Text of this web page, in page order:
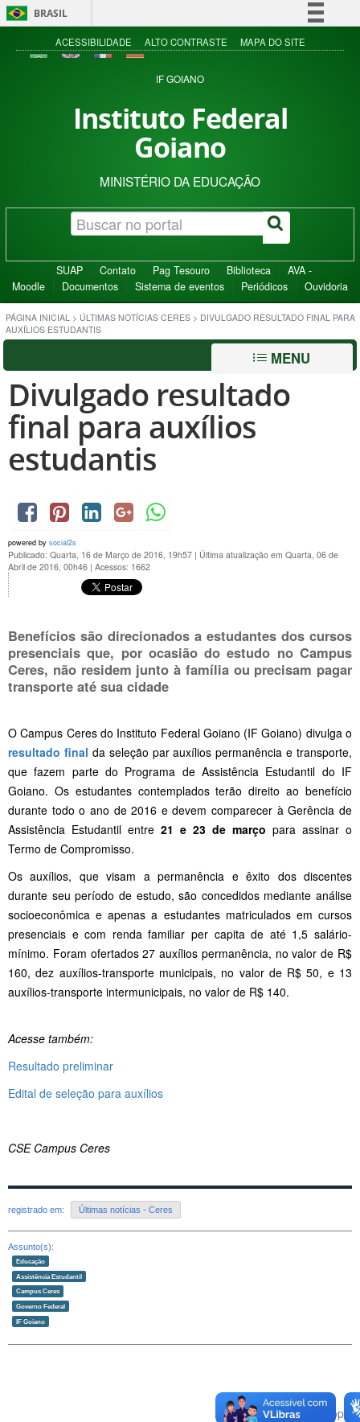
BRASIL
Simplifique!
Acesso à informação
ACESSIBILIDADE ALTO CONTRASTE MAPA DO SITE
IF GOIANO
Instituto Federal
Goiano
MINISTÉRIO DA EDUCAÇÃO
SUAP Contato Pag Tesouro Biblioteca
AVA -
Moodle
Documentos Sistema de eventos Periódicos Ouvidoria
PÁGINA INICIAL > ÚLTIMAS NOTÍCIAS CERES > DIVULGADO RESULTADO FINAL PARA
AUXÍLIOS ESTUDANTIS
MENU
Divulgado resultado
final para auxílios
estudantis
powered by social2s
Publicado: Quarta, 16 de Março de 2016, 19h57 | Última atualização em Quarta, 06 de
Abril de 2016, 00h46 | Acessos: 1662
Benefícios são direcionados a estudantes dos cursos
presenciais que, por ocasião do estudo no Campus
Ceres, não residem junto à família ou precisam pagar
transporte até sua cidade
O Campus Ceres do Instituto Federal Goiano (IF Goiano) divulga o
resultado final da seleção par auxílios permanência e transporte,
que fazem parte do Programa de Assistência Estudantil do IF
Goiano. Os estudantes contemplados terão direito ao benefício
durante todo o ano de 2016 e devem comparecer à Gerência de
Assistência Estudantil entre 21 e 23 de março para assinar o
Termo de Compromisso.
Os auxílios, que visam a permanência e êxito dos discentes
durante seu período de estudo, são concedidos mediante análise
socioeconômica e apenas a estudantes matriculados em cursos
presenciais e com renda familiar per capita de até 1,5 salário-
mínimo. Foram ofertados 27 auxílios permanência, no valor de R$
160, dez auxílios-transporte municipais, no valor de R$ 50, e 13
auxílios-transporte intermunicipais, no valor de R$ 140.
Acesse também:
Resultado preliminar
Edital de seleção para auxílios
CSE Campus Ceres
registrado em: Últimas notícias - Ceres
Assunto(s):
Educação
Assistência Estudantil
Campus Ceres
Governo Federal
IF Goiano
Voltar para o topo